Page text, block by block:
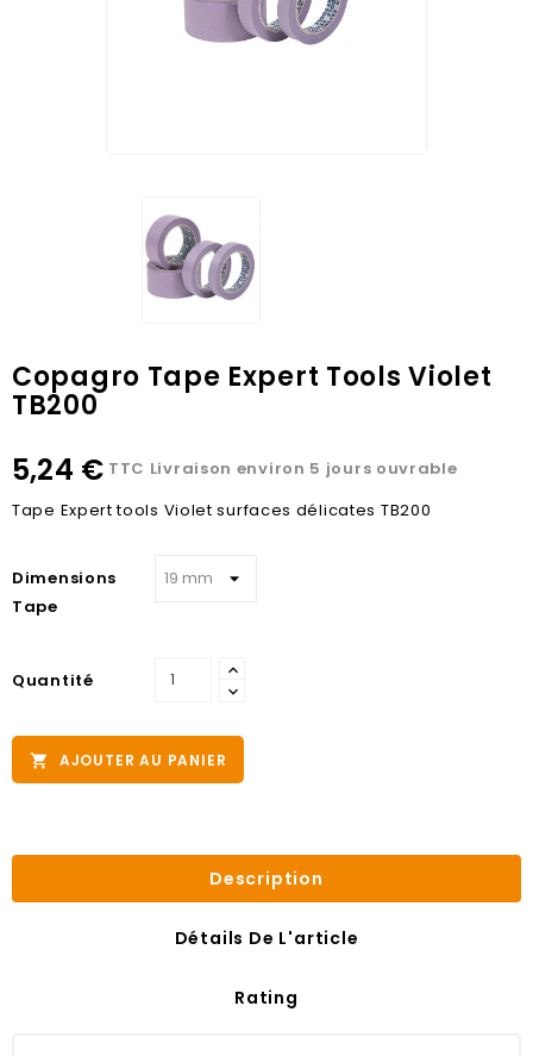
Copagro Tape Expert Tools Violet
TB200
5,24 € TTC Livraison environ 5 jours ouvrable
Tape Expert tools Violet surfaces délicates TB200
Dimensions
Tape
Quantité
 AJOUTER AU PANIER
Description
Détails De L'article
Rating